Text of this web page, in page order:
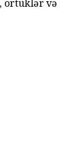
örtüklər və